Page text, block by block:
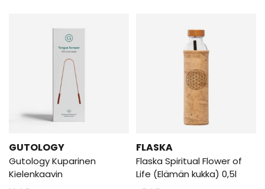
GUTOLOGY
Gutology Kuparinen
Kielenkaavin
FLASKA
Flaska Spiritual Flower of
Life (Elämän kukka) 0,5l